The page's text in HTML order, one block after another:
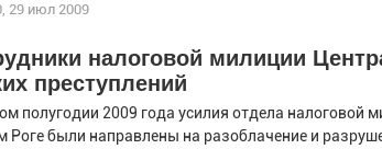
29 июл 2009
налоговой милиции
преступлений
полугодии 2009 года усилия отдела
Роге были направлены на разоблачение и